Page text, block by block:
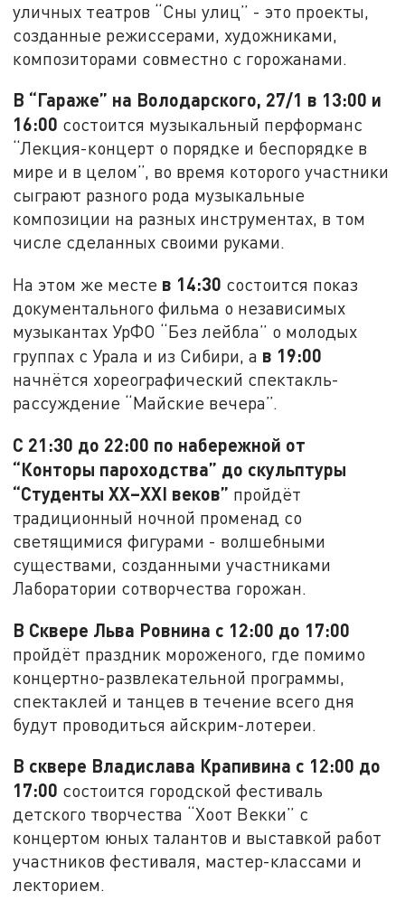
уличных театров “Сны улиц” - это проекты,
созданные режиссерами, художниками,
композиторами совместно с горожанами.
В “Гараже” на Володарского, 27/1 в 13:00 и
16:00 состоится музыкальный перформанс
“Лекция-концерт о порядке и беспорядке в
мире и в целом”, во время которого участники
сыграют разного рода музыкальные
композиции на разных инструментах, в том
числе сделанных своими руками.
На этом же месте в 14:30 состоится показ
документального фильма о независимых
музыкантах УрФО “Без лейбла” о молодых
группах с Урала и из Сибири, а в 19:00
начнётся хореографический спектакль-
рассуждение “Майские вечера”.
С 21:30 до 22:00 по набережной от
“Конторы пароходства” до скульптуры
“Студенты XX–XXI веков” пройдёт
традиционный ночной променад со
светящимися фигурами - волшебными
существами, созданными участниками
Лаборатории сотворчества горожан.
В Сквере Льва Ровнина с 12:00 до 17:00
пройдёт праздник мороженого, где помимо
концертно-развлекательной программы,
спектаклей и танцев в течение всего дня
будут проводиться айскрим-лотереи.
В сквере Владислава Крапивина с 12:00 до
17:00 состоится городской фестиваль
детского творчества “Хоот Векки” с
концертом юных талантов и выставкой работ
участников фестиваля, мастер-классами и
лекторием.